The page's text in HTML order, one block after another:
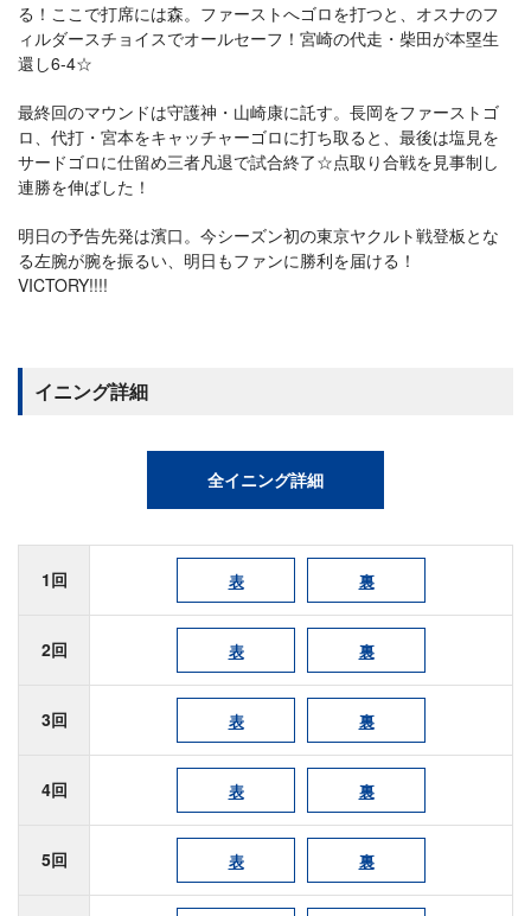
る！ここで打席には森。ファーストへゴロを打つと、オスナのフ
ィルダースチョイスでオールセーフ！宮崎の代走・柴田が本塁生
還し6-4☆
最終回のマウンドは守護神・山崎康に託す。長岡をファーストゴ
ロ、代打・宮本をキャッチャーゴロに打ち取ると、最後は塩見を
サードゴロに仕留め三者凡退で試合終了☆点取り合戦を見事制し
連勝を伸ばした！
明日の予告先発は濱口。今シーズン初の東京ヤクルト戦登板とな
る左腕が腕を振るい、明日もファンに勝利を届ける！
VICTORY!!!!
イニング詳細
全イニング詳細
1回 表 裏
2回 表 裏
3回 表 裏
4回 表 裏
5回 表 裏